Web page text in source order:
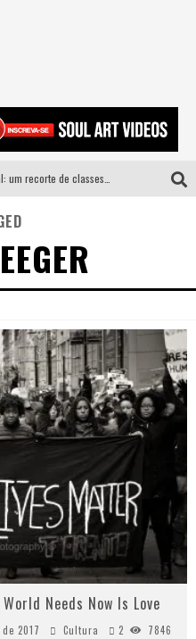
é diferente!
sem olhar a quem!?
Novo single de Arnaldo Tifu, “De Testa” explora brasilidade em sons, cores e símbolos
Needs Now Is Love
2017 Cultura 2 7846